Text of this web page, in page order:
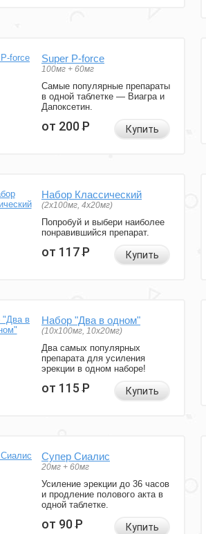
Super P-force
100мг + 60мг
Самые популярные препараты
в одной таблетке — Виагра и
Дапоксетин.
от 200Р Купить
Набор Классический
(2x100мг, 4x20мг)
Попробуй и выбери наиболее
понравившийся препарат.
от 117Р Купить
Набор "Два в одном"
(10x100мг, 10x20мг)
Два самых популярных
препарата для усиления
эрекции в одном наборе!
от 115Р Купить
Супер Сиалис
20мг + 60мг
Усиление эрекции до 36 часов
и продление полового акта в
одной таблетке.
от 90Р Купить